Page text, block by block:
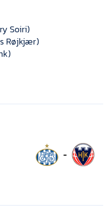
Soiri)
Røjkjær)
-